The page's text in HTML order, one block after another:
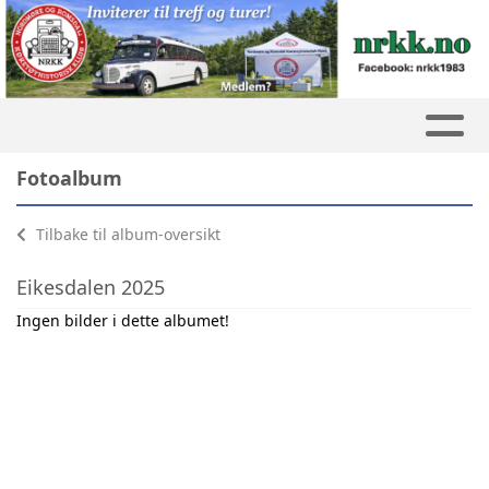
Fotoalbum
Tilbake til album-oversikt
Eikesdalen 2025
Ingen bilder i dette albumet!